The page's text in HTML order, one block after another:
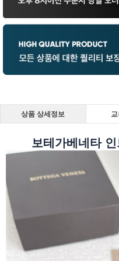
상품 상세정보
보테가베네타